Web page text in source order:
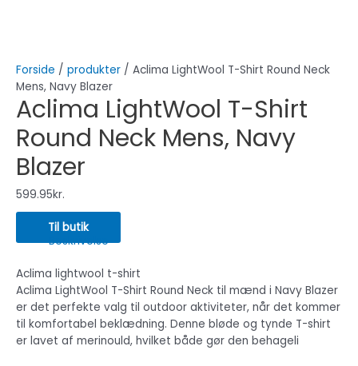
Forside / produkter / Aclima LightWool T-Shirt Round Neck
Mens, Navy Blazer
Aclima LightWool T-Shirt
Round Neck Mens, Navy
Blazer
599.95kr.
Til butik
Beskrivelse
Aclima lightwool t-shirt
Aclima LightWool T-Shirt Round Neck til mænd i Navy Blazer
er det perfekte valg til outdoor aktiviteter, når det kommer
til komfortabel beklædning. Denne bløde og tynde T-shirt
er lavet af merinould, hvilket både gør den behageli